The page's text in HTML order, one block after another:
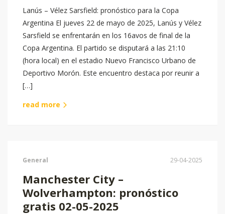
Lanús – Vélez Sarsfield: pronóstico para la Copa
Argentina El jueves 22 de mayo de 2025, Lanús y Vélez
Sarsfield se enfrentarán en los 16avos de final de la
Copa Argentina. El partido se disputará a las 21:10
(hora local) en el estadio Nuevo Francisco Urbano de
Deportivo Morón. Este encuentro destaca por reunir a
[…]
read more
General 29-04-2025
Manchester City –
Wolverhampton: pronóstico
gratis 02-05-2025